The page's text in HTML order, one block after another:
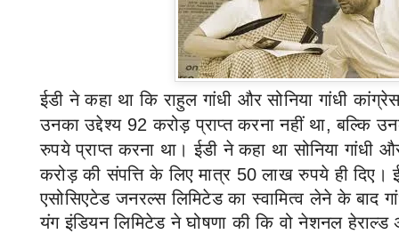
ईडी ने कहा था कि राहुल गांधी और सोनिया गांधी
उनका उद्देश्य 92करोड़ प्राप्त करना नहीं था,बल्कि
रुपये प्राप्त करना था। ईडी ने कहा था सोनिया गांधी
करोड़ की संपत्ति के लिए मात्र 50लाख रुपये ही दिए।
एसोसिएटेड जनरल्स लिमिटेड का स्वामित्व लेने के बाद
यंग इंडियन लिमिटेड ने घोषणा की कि वो नेशनल